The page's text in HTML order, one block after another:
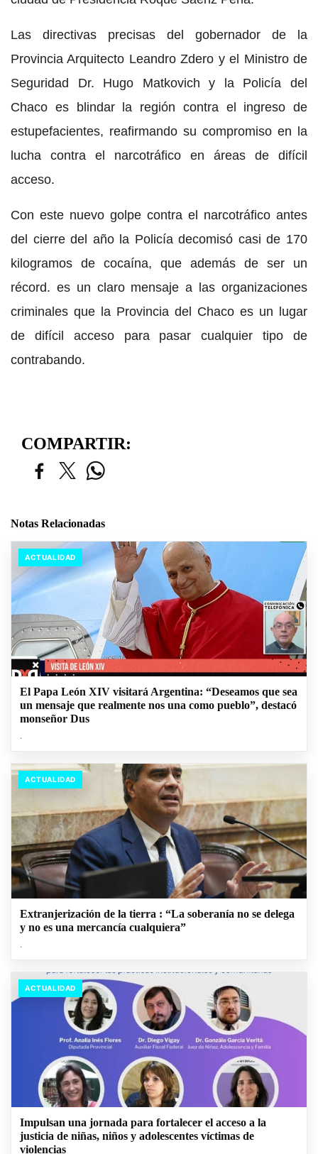
Las directivas precisas del gobernador de la
Provincia Arquitecto Leandro Zdero y el Ministro de
Seguridad Dr. Hugo Matkovich y la Policía del
Chaco es blindar la región contra el ingreso de
estupefacientes, reafirmando su compromiso en la
lucha contra el narcotráfico en áreas de difícil
acceso.
Con este nuevo golpe contra el narcotráfico antes
del cierre del año la Policía decomisó casi de 170
kilogramos de cocaína, que además de ser un
récord. es un claro mensaje a las organizaciones
criminales que la Provincia del Chaco es un lugar
de difícil acceso para pasar cualquier tipo de
contrabando.
COMPARTIR:
Notas Relacionadas
ACTUALIDAD
El Papa León XIV visitará Argentina: “Deseamos que sea
un mensaje que realmente nos una como pueblo”, destacó
monseñor Dus
.
ACTUALIDAD
Extranjerización de la tierra : “La soberanía no se delega
y no es una mercancía cualquiera”
.
ACTUALIDAD
Impulsan una jornada para fortalecer el acceso a la
justicia de niñas, niños y adolescentes víctimas de
violencias